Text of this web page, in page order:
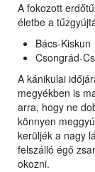
A fokozott
életbe a
Bács-Kiskun
Csongrád-
A kánikulai
megyékben is
arra, hogy ne
könnyen
kerüljék a nagy
felszálló égő
okozni.